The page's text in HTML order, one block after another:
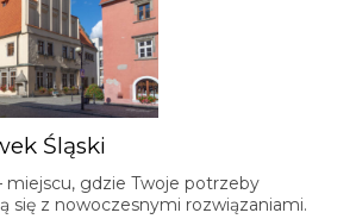
Śląski
miejscu, gdzie Twoje potrzeby
się z nowoczesnymi rozwiązaniami.